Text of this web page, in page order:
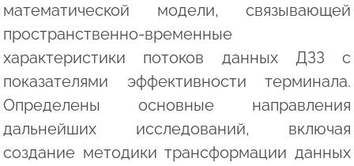
математической модели, связывающей
пространственно-временные
характеристики потоков данных ДЗЗ с
показателями эффективности терминала.
Определены основные направления
дальнейших исследований, включая
создание методики трансформации данных